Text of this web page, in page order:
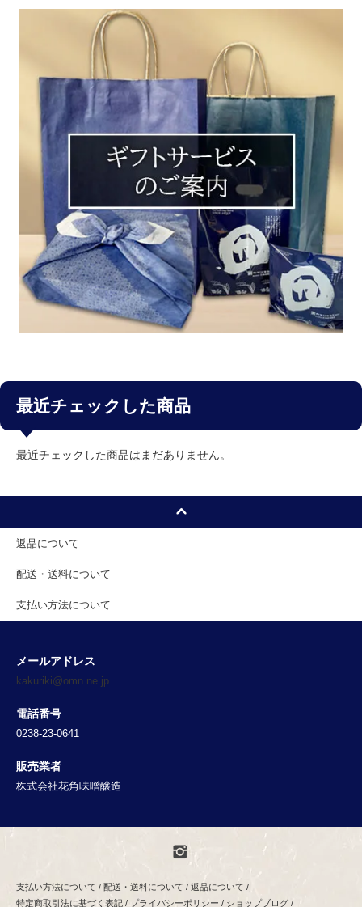
最近チェックした商品
最近チェックした商品はまだありません。
返品について
配送・送料について
支払い方法について
メールアドレス
kakuriki@omn.ne.jp
電話番号
0238-23-0641
販売業者
株式会社花角味噌醸造
支払い方法について / 配送・送料について / 返品について /
特定商取引法に基づく表記 / プライバシーポリシー / ショップブログ /